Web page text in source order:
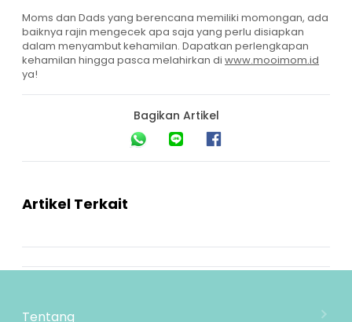
Moms dan Dads yang berencana memiliki momongan, ada
baiknya rajin mengecek apa saja yang perlu disiapkan
dalam menyambut kehamilan. Dapatkan perlengkapan
kehamilan hingga pasca melahirkan di www.mooimom.id
ya!
Bagikan Artikel
Artikel Terkait
Tentang